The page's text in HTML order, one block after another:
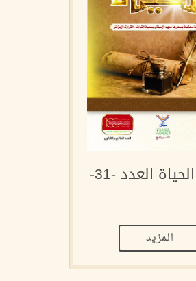
العدد -31-
المزيد